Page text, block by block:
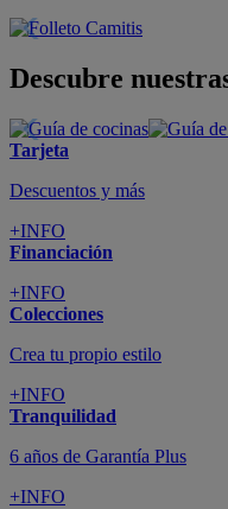
Descubre
Tarjeta
Descuentos y más
+INFO
Financiación
+INFO
Colecciones
Crea tu propio estilo
+INFO
Tranquilidad
6 años de Garantía Plus
+INFO